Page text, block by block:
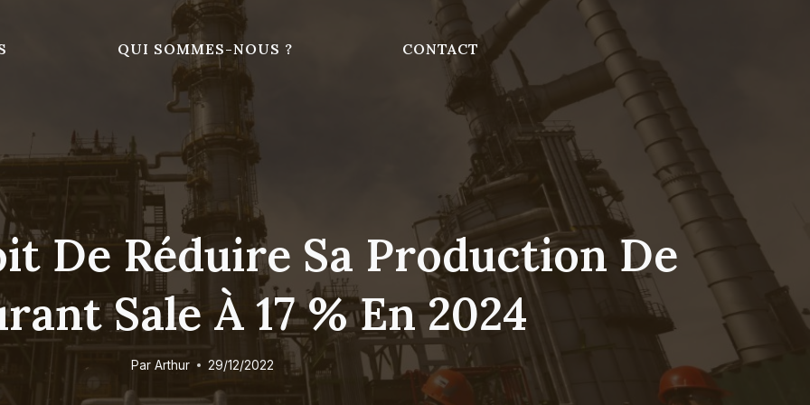
QUI SOMMES-NOUS ? CONTACT
De Réduire Sa Production De
Sale À 17 % En 2024
Par Arthur 29/12/2022